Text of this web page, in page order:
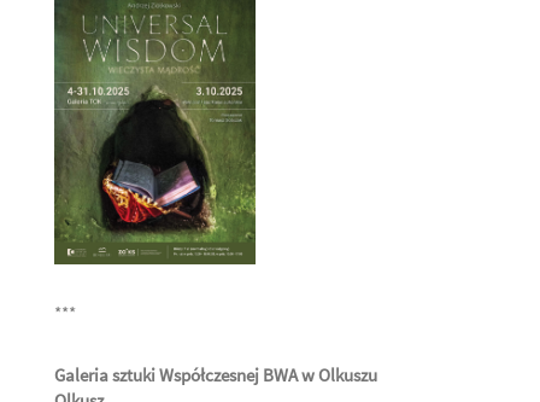
***
Galeria sztuki Współczesnej BWA w Olkuszu